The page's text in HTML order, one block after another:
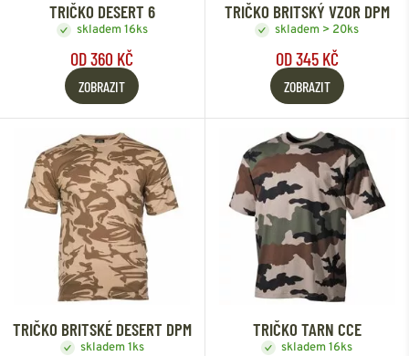
TRIČKO DESERT 6
skladem 16ks
OD 360 KČ
ZOBRAZIT
TRIČKO BRITSKÝ VZOR DPM
skladem > 20ks
OD 345 KČ
ZOBRAZIT
TRIČKO BRITSKÉ DESERT DPM
skladem 1ks
TRIČKO TARN CCE
skladem 16ks